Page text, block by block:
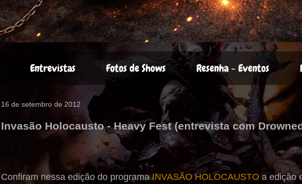
Entrevistas Fotos de Shows Resenha - Eventos
16 de setembro de 2012
Invasão Holocausto - Heavy Fest (entrevista com
Confiram nessa edição do programaINVASÃO HOLOCAUSTOa edição